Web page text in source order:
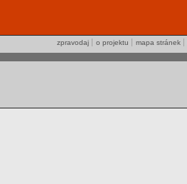
mapa stránek
o projektu
zpravodaj